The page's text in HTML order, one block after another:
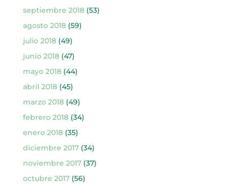
septiembre 2018(53)
agosto 2018(59)
julio 2018(49)
junio 2018(47)
mayo 2018(44)
abril 2018(45)
marzo 2018(49)
febrero 2018(34)
enero 2018(35)
diciembre 2017(34)
noviembre 2017(37)
octubre 2017(56)